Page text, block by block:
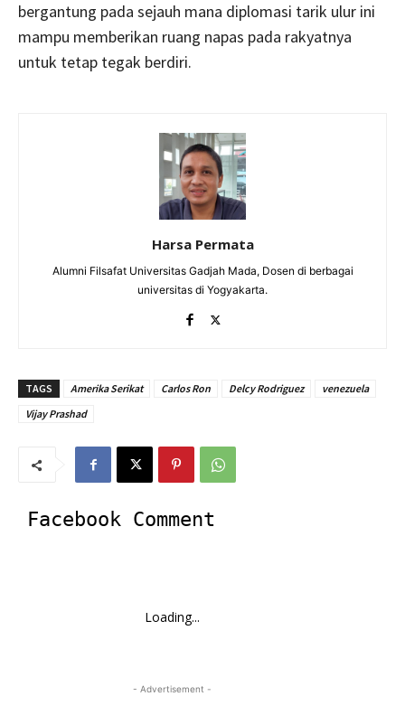
bergantung pada sejauh mana diplomasi tarik ulur ini
mampu memberikan ruang napas pada rakyatnya
untuk tetap tegak berdiri.
Harsa Permata
Alumni Filsafat Universitas Gadjah Mada, Dosen di berbagai
universitas di Yogyakarta.
TAGS Amerika Serikat Carlos Ron Delcy Rodriguez
venezuela
Vijay Prashad
Facebook Comment
Loading...
- Advertisement -